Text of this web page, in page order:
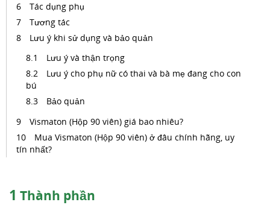
Tác dụng phụ
Tương tác
Lưu ý khi sử dụng và bảo quản
Lưu ý và thận trọng
Lưu ý cho phụ nữ có thai và bà mẹ đang cho con
bú
​Bảo quản
Vismaton (Hộp 90 viên) giá bao nhiêu?
Mua Vismaton (Hộp 90 viên) ở đâu chính hãng, uy
tín nhất?
1 Thành phần